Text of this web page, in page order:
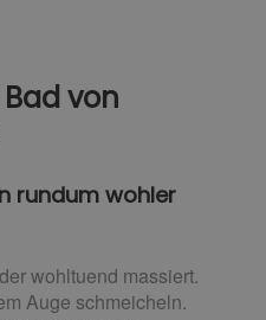
von
rundum wohler
wohltuend massiert.
Auge schmeicheln.